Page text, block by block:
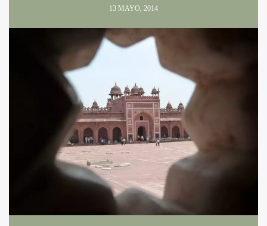
13 MAYO, 2014